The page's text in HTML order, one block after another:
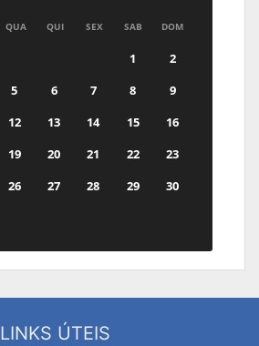
QUA QUI SEX SAB DOM
1
2
5 6 7 8
9
12 13 14 15
16
19 20 21 22
23
26 27 28 29
30
LINKS ÚTEIS